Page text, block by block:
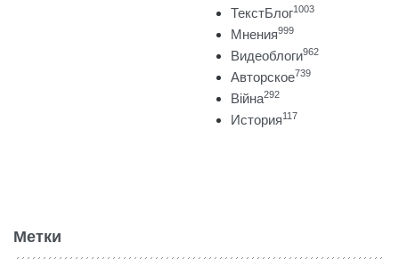
ТекстБлог1003
Мнения999
Видеоблоги962
Авторское739
Війна292
История117
Метки